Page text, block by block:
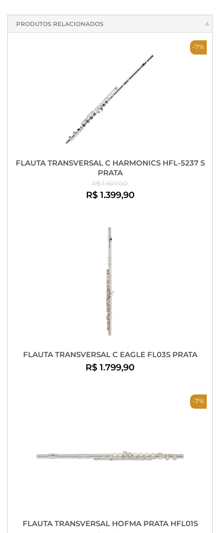
PRODUTOS RELACIONADOS
-7%
FLAUTA TRANSVERSAL C HARMONICS HFL-5237 S
PRATA
R$ 1.507,00
R$ 1.399,90
FLAUTA TRANSVERSAL C EAGLE FL03S PRATA
R$ 1.799,90
-7%
FLAUTA TRANSVERSAL HOFMA PRATA HFL01S